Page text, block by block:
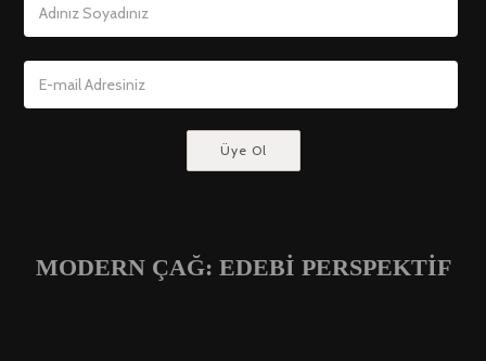
MODERN ÇAĞ: EDEBİ PERSPEKTİF